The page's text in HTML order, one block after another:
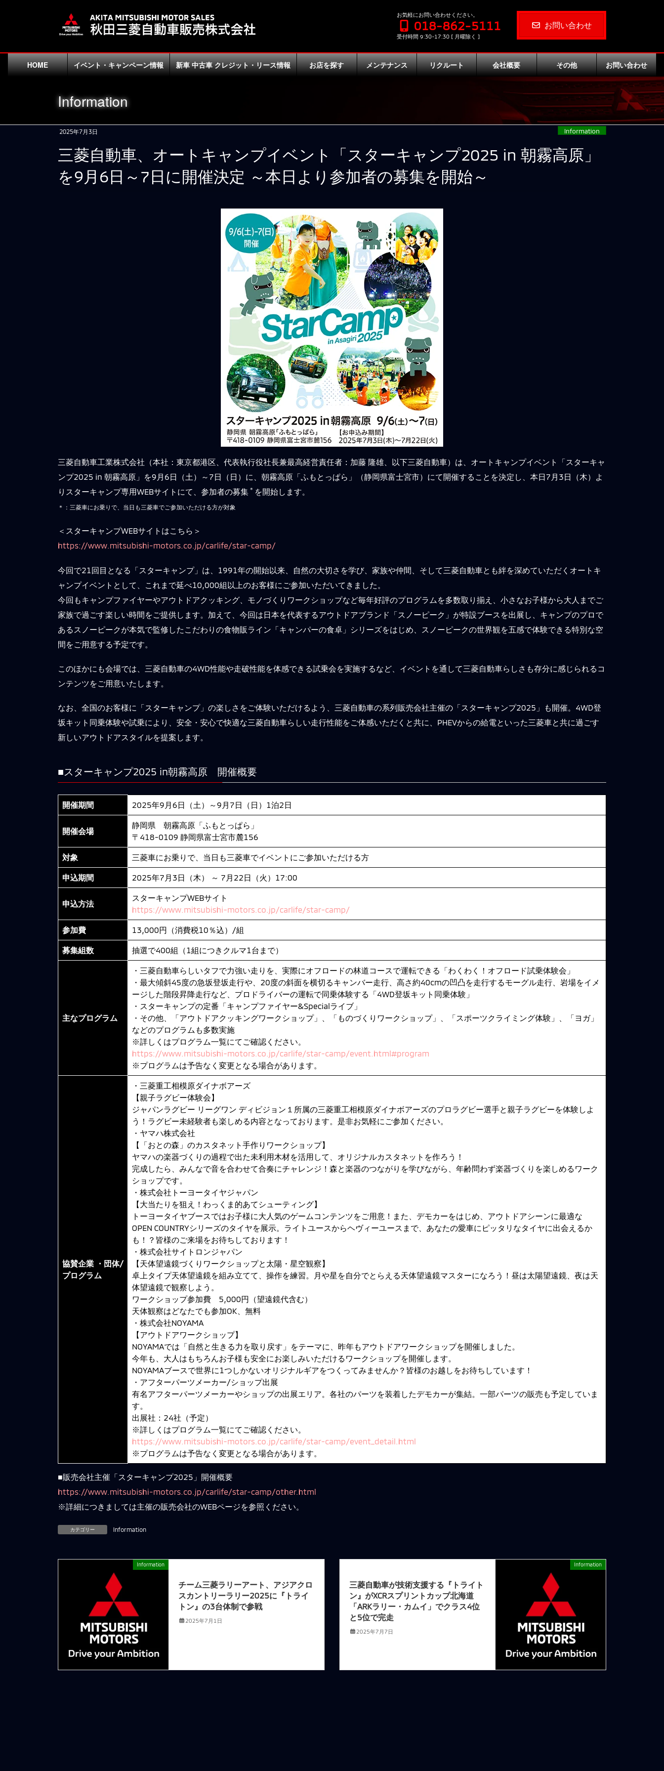
ツ
シ
お気軽にお問い合わせください。
018-862-5111
受付時間 9:30-17:30 [ 月曜除く ]
お問い合わせ
HOME イベント・キャンペーン情報 新車 中古車 クレジット・リース情報 お店を探す メンテナンス リクルート 会社概要 その他 お問い合わせ
Information
2025年7月3日 Information
三菱自動車、オートキャンプイベント「スターキャンプ2025 in 朝霧高原」
を9月6日～7日に開催決定 ～本日より参加者の募集を開始～
三菱自動車工業株式会社（本社：東京都港区、代表執行役社長兼最高経営責任者：加藤 隆雄、以下三菱自動車）は、オートキャンプイベント「スターキャ
ンプ2025 in 朝霧高原」を9月6日（土）～7日（日）に、朝霧高原「ふもとっぱら」（静岡県富士宮市）にて開催することを決定し、本日7月3日（木）よ
りスターキャンプ専用WEBサイトにて、参加者の募集 ＊ を開始します。
＊：三菱車にお乗りで、当日も三菱車でご参加いただける方が対象
＜スターキャンプWEBサイトはこちら＞
https://www.mitsubishi-motors.co.jp/carlife/star-camp/
今回で21回目となる「スターキャンプ」は、1991年の開始以来、自然の大切さを学び、家族や仲間、そして三菱自動車とも絆を深めていただくオートキ
ャンプイベントとして、これまで延べ10,000組以上のお客様にご参加いただいてきました。
今回もキャンプファイヤーやアウトドアクッキング、モノづくりワークショップなど毎年好評のプログラムを多数取り揃え、小さなお子様から大人までご
家族で過ごす楽しい時間をご提供します。加えて、今回は日本を代表するアウトドアブランド「スノーピーク」が特設ブースを出展し、キャンプのプロで
あるスノーピークが本気で監修したこだわりの食物販ライン「キャンパーの食卓」シリーズをはじめ、スノーピークの世界観を五感で体験できる特別な空
間をご用意する予定です。
このほかにも会場では、三菱自動車の4WD性能や走破性能を体感できる試乗会を実施するなど、イベントを通して三菱自動車らしさも存分に感じられるコ
ンテンツをご用意いたします。
なお、全国のお客様に「スターキャンプ」の楽しさをご体験いただけるよう、三菱自動車の系列販売会社主催の「スターキャンプ2025」も開催。4WD登
坂キット同乗体験や試乗により、安全・安心で快適な三菱自動車らしい走行性能をご体感いただくと共に、PHEVからの給電といった三菱車と共に過ごす
新しいアウトドアスタイルを提案します。
■スターキャンプ2025 in朝霧高原 開催概要
開催期間 2025年9月6日（土）～9月7日（日）1泊2日
開催会場
静岡県 朝霧高原「ふもとっぱら」
〒418-0109 静岡県富士宮市麓156
対象 三菱車にお乗りで、当日も三菱車でイベントにご参加いただける方
申込期間 2025年7月3日（木） ～ 7月22日（火）17:00
申込方法
スターキャンプWEBサイト
https://www.mitsubishi-motors.co.jp/carlife/star-camp/
参加費 13,000円（消費税10％込）/組
募集組数 抽選で400組（1組につきクルマ1台まで）
主なプログラム
・三菱自動車らしいタフで力強い走りを、実際にオフロードの林道コースで運転できる「わくわく！オフロード試乗体験会」
・最大傾斜45度の急坂登坂走行や、20度の斜面を横切るキャンバー走行、高さ約40cmの凹凸を走行するモーグル走行、岩場をイメ
ージした階段昇降走行など、プロドライバーの運転で同乗体験する「4WD登坂キット同乗体験」
・スターキャンプの定番「キャンプファイヤー&Specialライブ」
・その他、「アウトドアクッキングワークショップ」、「ものづくりワークショップ」、「スポーツクライミング体験」、「ヨガ」
などのプログラムも多数実施
※詳しくはプログラム一覧にてご確認ください。
https://www.mitsubishi-motors.co.jp/carlife/star-camp/event.html#program
※プログラムは予告なく変更となる場合があります。
協賛企業 ・団体/
プログラム
・三菱重工相模原ダイナボアーズ
【親子ラグビー体験会】
ジャパンラグビー リーグワン ディビジョン１所属の三菱重工相模原ダイナボアーズのプロラグビー選手と親子ラグビーを体験しよ
う！ラグビー未経験者も楽しめる内容となっております。是非お気軽にご参加ください。
・ヤマハ株式会社
【「おとの森」のカスタネット手作りワークショップ】
ヤマハの楽器づくりの過程で出た未利用木材を活用して、オリジナルカスタネットを作ろう！
完成したら、みんなで音を合わせて合奏にチャレンジ！森と楽器のつながりを学びながら、年齢問わず楽器づくりを楽しめるワーク
ショップです。
・株式会社トーヨータイヤジャパン
【大当たりを狙え！わっくま的あてシューティング】
トーヨータイヤブースではお子様に大人気のゲームコンテンツをご用意！また、デモカーをはじめ、アウトドアシーンに最適な
OPEN COUNTRYシリーズのタイヤを展示。ライトユースからヘヴィーユースまで、あなたの愛車にピッタリなタイヤに出会えるか
も！？皆様のご来場をお待ちしております！
・株式会社サイトロンジャパン
【天体望遠鏡づくりワークショップと太陽・星空観察】
卓上タイプ天体望遠鏡を組み立てて、操作を練習。月や星を自分でとらえる天体望遠鏡マスターになろう！昼は太陽望遠鏡、夜は天
体望遠鏡で観察しよう。
ワークショップ参加費 5,000円（望遠鏡代含む）
天体観察はどなたでも参加OK、無料
・株式会社NOYAMA
【アウトドアワークショップ】
NOYAMAでは「自然と生きる力を取り戻す」をテーマに、昨年もアウトドアワークショップを開催しました。
今年も、大人はもちろんお子様も安全にお楽しみいただけるワークショップを開催します。
NOYAMAブースで世界に1つしかないオリジナルギアをつくってみませんか？皆様のお越しをお待ちしています！
・アフターパーツメーカー/ショップ出展
有名アフターパーツメーカーやショップの出展エリア。各社のパーツを装着したデモカーが集結。一部パーツの販売も予定していま
す。
出展社：24社（予定）
※詳しくはプログラム一覧にてご確認ください。
https://www.mitsubishi-motors.co.jp/carlife/star-camp/event_detail.html
※プログラムは予告なく変更となる場合があります。
■販売会社主催「スターキャンプ2025」開催概要
https://www.mitsubishi-motors.co.jp/carlife/star-camp/other.html
※詳細につきましては主催の販売会社のWEBページを参照ください。
カテゴリー Information
Information
チーム三菱ラリーアート、アジアクロ
スカントリーラリー2025に『トライ
トン』の3台体制で参戦
2025年7月1日
Information
三菱自動車が技術支援する『トライト
ン』がXCRスプリントカップ北海道
「ARKラリー・カムイ」でクラス4位
と5位で完走
2025年7月7日